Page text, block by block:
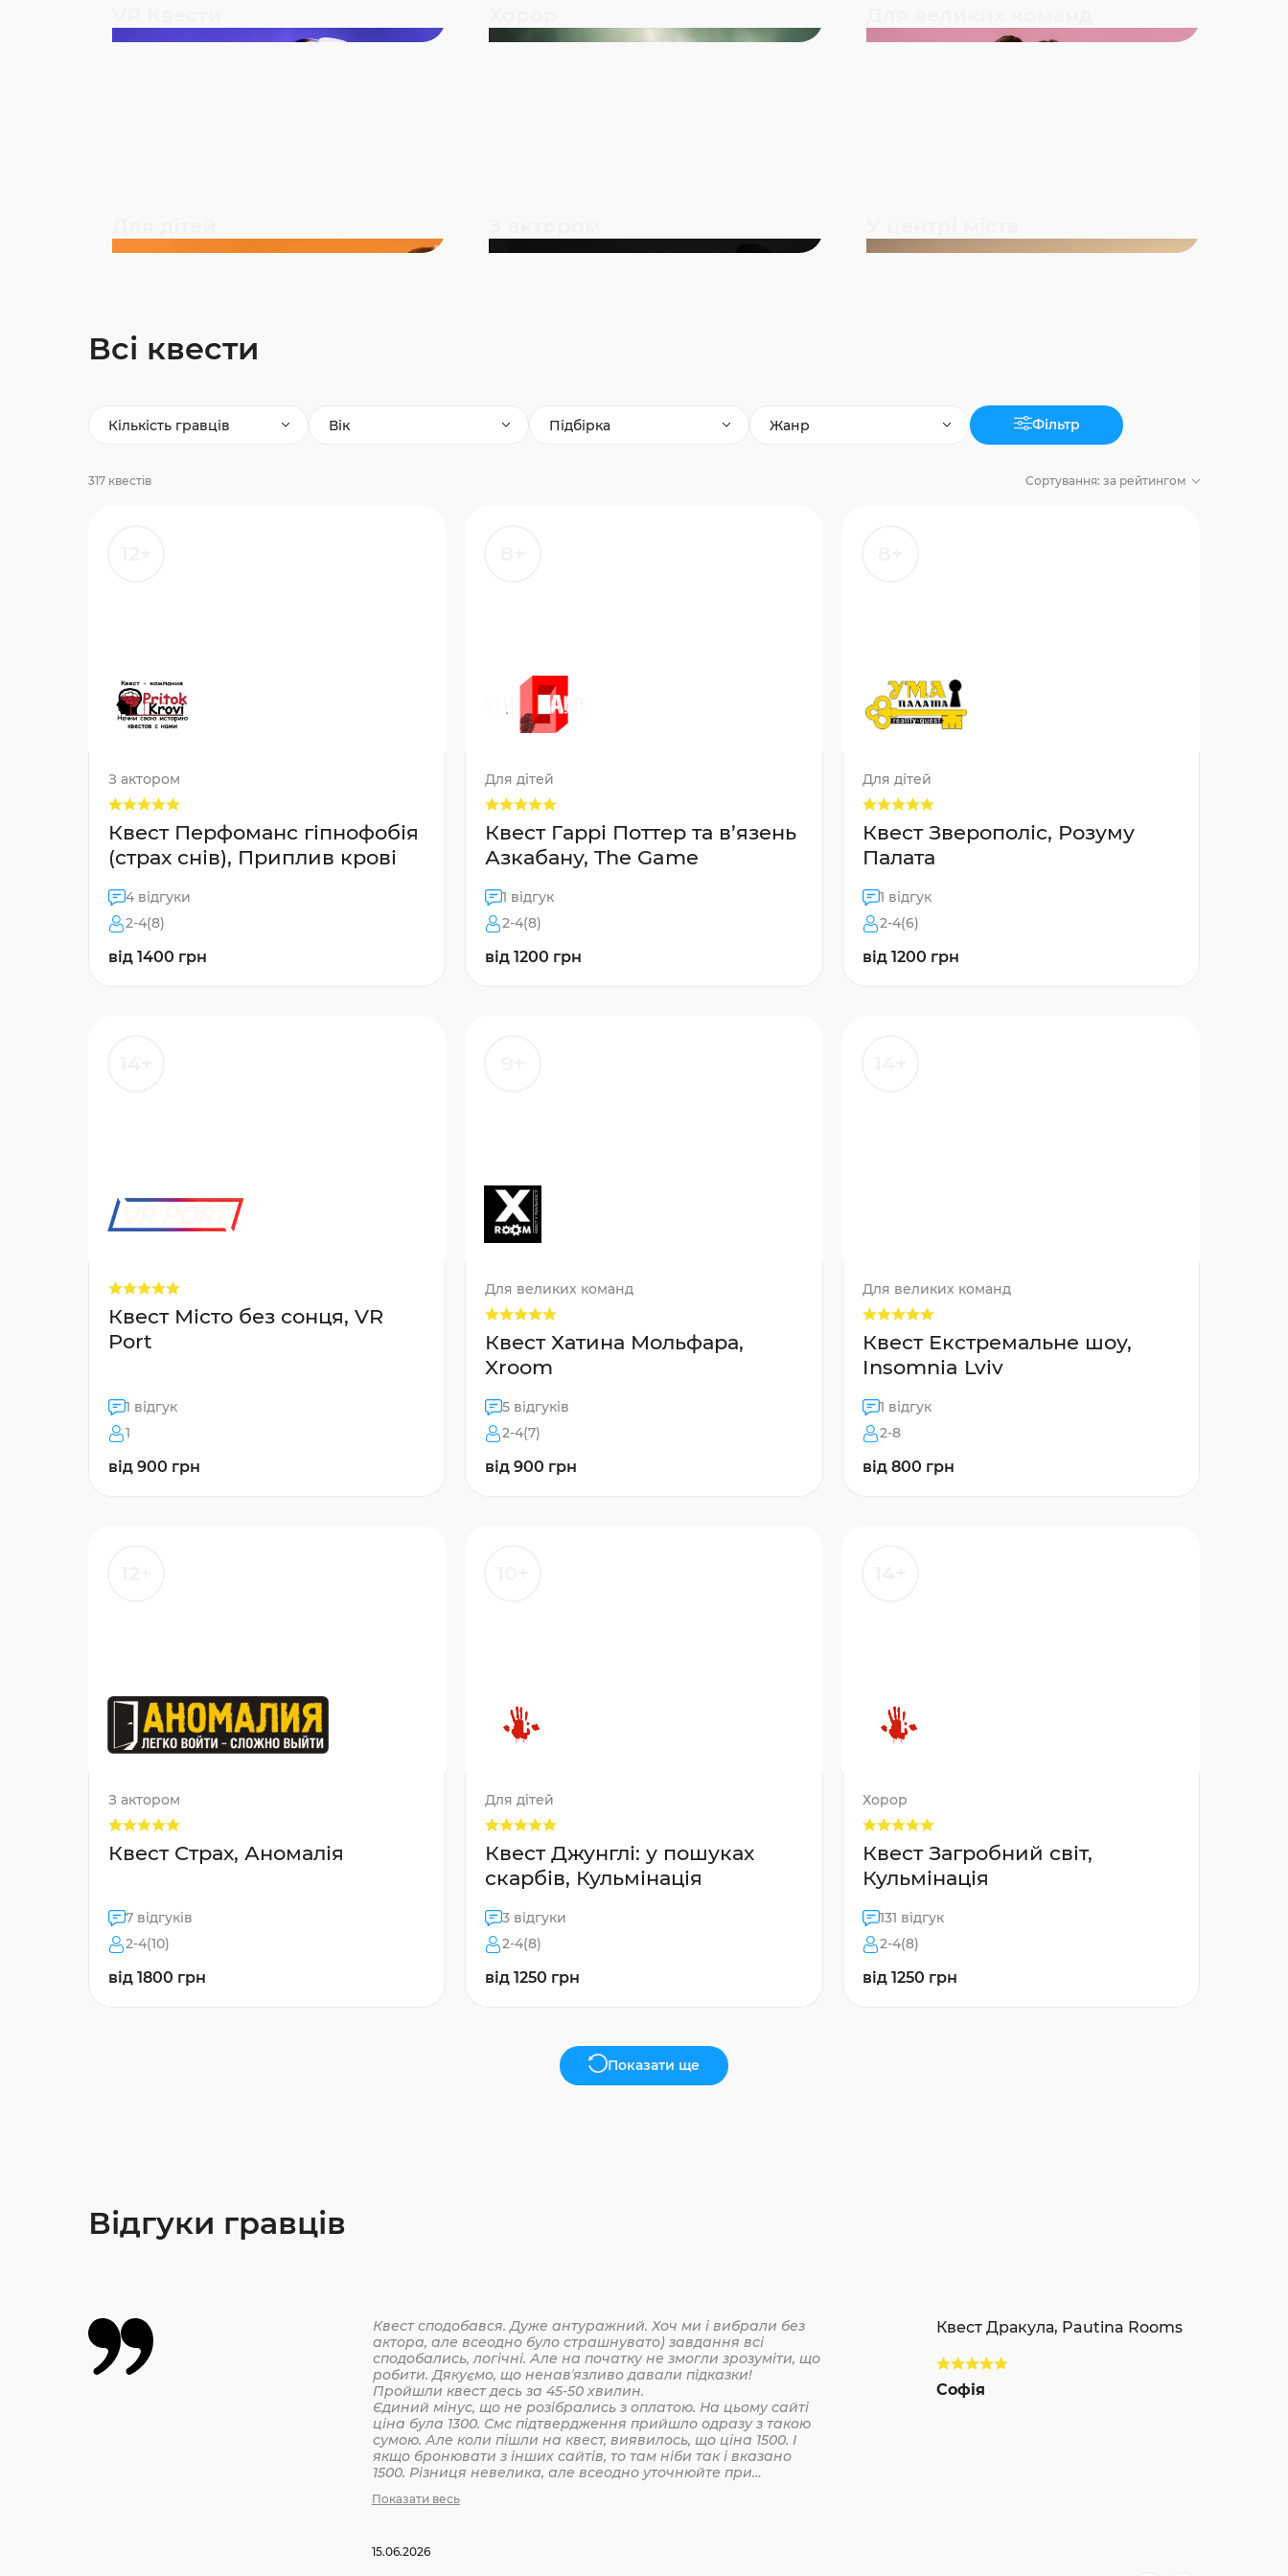
Всі квести
Кількість гравців Вік Підбірка Жанр Фільтр
317 квестів Сортування: за рейтингом
З актором
Квест Перфоманс гіпнофобія
(страх снів), Приплив крові
4 відгуки
2-4(8)
від 1400 грн
Для дітей
Квест Гаррі Поттер та в’язень
Азкабану, The Game
1 відгук
2-4(8)
від 1200 грн
Для дітей
Квест Зверополіс, Розуму
Палата
1 відгук
2-4(6)
від 1200 грн
Квест Місто без сонця, VR
Port
1 відгук
1
від 900 грн
Для великих команд
Квест Хатина Мольфара,
Xroom
5 відгуків
2-4(7)
від 900 грн
Для великих команд
Квест Екстремальне шоу,
Insomnia Lviv
1 відгук
2-8
від 800 грн
З актором
Квест Страх, Аномалія
7 відгуків
2-4(10)
від 1800 грн
Для дітей
Квест Джунглі: у пошуках
скарбів, Кульмінація
3 відгуки
2-4(8)
від 1250 грн
Хорор
Квест Загробний світ,
Кульмінація
131 відгук
2-4(8)
від 1250 грн
Показати ще
Відгуки гравців
Квест сподобався. Дуже антуражний. Хоч ми і вибрали без
актора, але всеодно було страшнувато) завдання всі
сподобались, логічні. Але на початку не змогли зрозуміти, що
робити. Дякуємо, що ненавʼязливо давали підказки!
Пройшли квест десь за 45-50 хвилин.
Єдиний мінус, що не розібрались з оплатою. На цьому сайті
ціна була 1300. Смс підтвердження прийшло одразу з такою
сумою. Але коли пішли на квест, виявилось, що ціна 1500. І
якщо бронювати з інших сайтів, то там ніби так і вказано
1500. Різниця невелика, але всеодно уточнюйте при
Показати весь
15.06.2026
Квест Дракула, Pautina Rooms
Софія